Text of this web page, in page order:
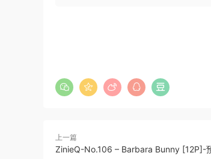
上一篇
ZinieQ-No.106 – Barbara Bunny [12P]-